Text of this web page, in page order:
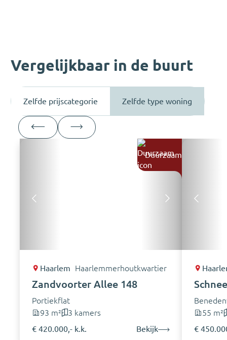
Vergelijkbaar in de buurt
Zelfde prijscategorie Zelfde type woning
Duurzaam
Haarlem Haarlemmerhoutkwartier
Zandvoorter Allee 148
Portiekflat
93 m²
3 kamers
€ 420.000,- k.k.
Bekijk
55 m²
€